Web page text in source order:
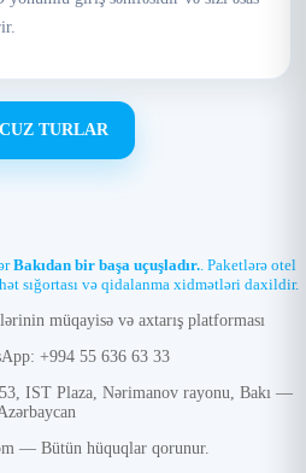
TURLAR
Bakıdan bir başa uçuşladır.. Paketlərə otel
sığortası və qidalanma xidmətləri daxildir.
müqayisə və axtarış platforması
+994 55 636 63 33
IST Plaza, Nərimanov rayonu, Bakı —
— Bütün hüquqlar qorunur.